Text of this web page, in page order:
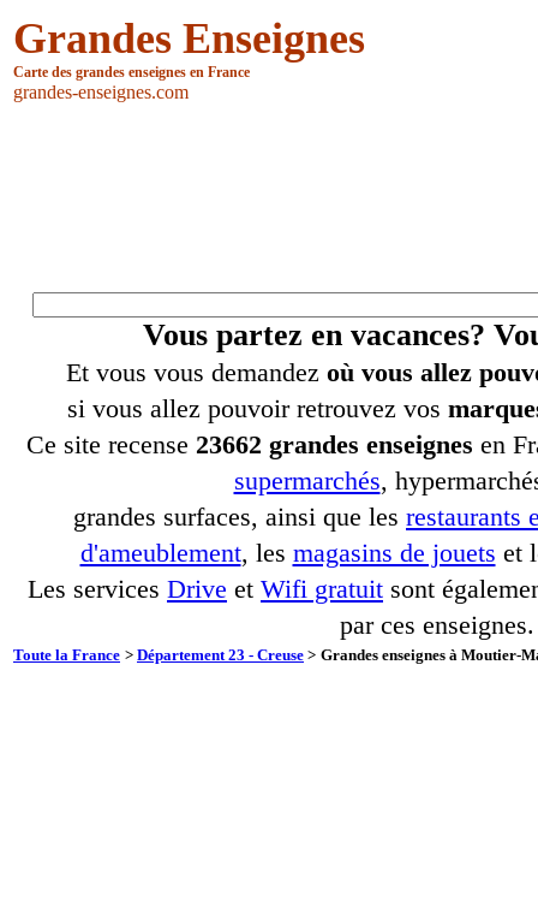
Grandes Enseignes
Carte des grandes enseignes en France
grandes-enseignes.com
Vous partez en vacances?
Et vous vous demandez où vous allez
si vous allez pouvoir retrouvez vos
Ce site recense 23662 grandes enseignes en
supermarchés,
grandes surfaces, ainsi que les restaurants
d'ameublement, les magasins de jouets et
Les services Drive et Wifi gratuit sont
par ces enseignes.
Toute la France > Département 23 - Creuse > Grandes enseignes à Moutier-